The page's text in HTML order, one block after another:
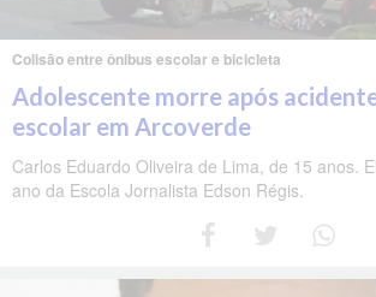
Colisão entre ônibus escolar e bicicleta
Adolescente morre após
escolar em Arcoverde
Carlos Eduardo Oliveira de Lima, de 15 anos.
ano da Escola Jornalista Edson Régis.